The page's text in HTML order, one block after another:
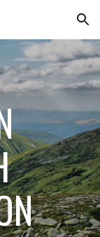
Skip to navigation